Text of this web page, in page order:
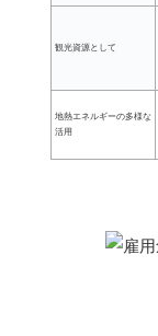
観光資源として
地熱エネルギーの多様な
活用